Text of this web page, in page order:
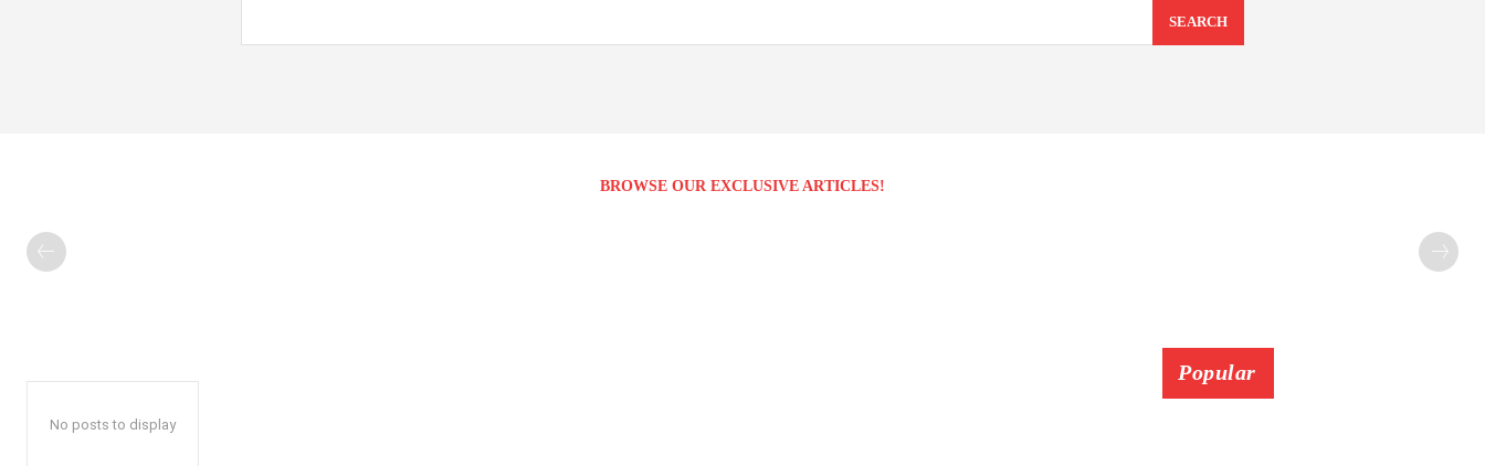
SEARCH
BROWSE OUR EXCLUSIVE ARTICLES!
No posts to display
Popular